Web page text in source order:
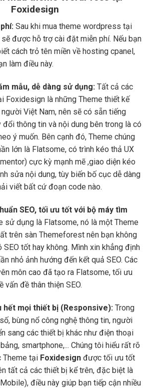
Foxidesign
Sau khi mua theme wordpress tại
sẽ được hỗ trợ cài đặt miễn phí. Nếu bạn
cách trỏ tên miền về hosting cpanel,
làm điều này.
mẫu, dễ dàng sử dụng: Tất cả các
Foxidesign là những Theme thiết kế
Việt Nam, nên sẽ có sẵn tiếng
đổi thông tin và nội dung bên trong là có
ý muốn. Bên cạnh đó, Theme chúng
lớn là Flatsome, có trình kéo thả UX
cực kỳ mạnh mẽ ,giao diện kéo
sửa nội dung, tùy biến bố cục dễ dàng
viết bất cứ đoạn code nào.
SEO, tối ưu tốt với bộ máy tìm
sử dụng là Flatsome, nó là một Theme
trên sàn Themeforest nên bạn không
tốt hay không. Mình xin khẳng định
nhỏ ảnh hướng đến kết quả SEO. Các
môn cao đã tạo ra Flatsome, tối ưu
đề thân thiện SEO.
hết mọi thiết bị (Responsive): Trong
bùng nổ công nghệ thông tin, người
sang các thiết bị khác như điện thoại
smartphone,... Chúng tôi hiểu rất rõ
Theme tại Foxidesign được tối ưu tốt
tất cả các thiết bị kể trên, đặc biệt là
điều này giúp bạn tiếp cận nhiều